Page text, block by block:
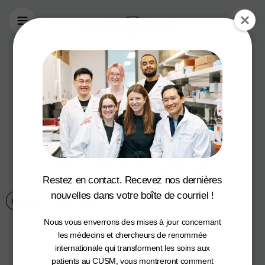
Aller au contenu principal
La Fondation du
CUSM ouvre la
voie à des
recherches
novatrices sur le
cancer au CUSM
Cancer 29 juillet 2024
Restez en contact. Recevez nos dernières
nouvelles dans votre boîte de courriel !
Nous vous enverrons des mises à jour concernant
les médecins et chercheurs de renommée
internationale qui transforment les soins aux
patients au CUSM, vous montreront comment